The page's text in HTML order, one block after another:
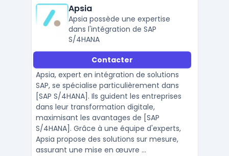
Apsia
Apsia possède une expertise
dans l'intégration de SAP
S/4HANA
Contacter
Apsia, expert en intégration de solutions
SAP, se spécialise particulièrement dans
[SAP S/4HANA]. Ils guident les entreprises
dans leur transformation digitale,
maximisant les avantages de [SAP
S/4HANA]. Grâce à une équipe d'experts,
Apsia propose des solutions sur mesure,
assurant une mise en œuvre ...